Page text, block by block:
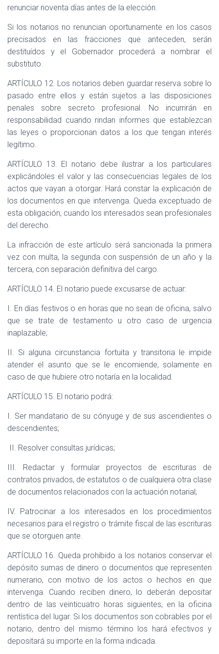
renunciar noventa días antes de la elección.
Si los notarios no renuncian oportunamente en los casos
precisados en las fracciones que anteceden, serán
destituídos y el Gobernador procederá a nombrar el
substituto.
ARTÍCULO 12. Los notarios deben guardar reserva sobre lo
pasado entre ellos y están sujetos a las disposiciones
penales sobre secreto profesional. No incurrirán en
responsabilidad cuando rindan informes que establezcan
las leyes o proporcionan datos a los que tengan interés
legítimo.
ARTÍCULO 13. El notario debe ilustrar a los particulares
explicándoles el valor y las consecuencias legales de los
actos que vayan a otorgar. Hará constar la explicación de
los documentos en que intervenga. Queda exceptuado de
esta obligación, cuando los interesados sean profesionales
del derecho.
La infracción de este artículo será sancionada la primera
vez con multa, la segunda con suspensión de un año y la
tercera, con separación definitiva del cargo.
ARTÍCULO 14. El notario puede excusarse de actuar:
I. En días festivos o en horas que no sean de oficina, salvo
que se trate de testamento u otro caso de urgencia
inaplazable;
II. Si alguna circunstancia fortuita y transitoria le impide
atender el asunto que se le encomiende, solamente en
caso de que hubiere otro notaría en la localidad.
ARTÍCULO 15. El notario podrá:
I. Ser mandatario de su cónyuge y de sus ascendientes o
descendientes;
II. Resolver consultas jurídicas;
III. Redactar y formular proyectos de escrituras de
contratos privados, de estatutos o de cualquiera otra clase
de documentos relacionados con la actuación notarial;
IV. Patrocinar a los interesados en los procedimientos
necesarios para el registro o trámite fiscal de las escrituras
que se otorguen ante.
ARTÍCULO 16. Queda prohibido a los notarios conservar el
depósito sumas de dinero o documentos que representen
numerario, con motivo de los actos o hechos en que
intervenga. Cuando reciben dinero, lo deberán depositar
dentro de las veinticuatro horas siguientes, en la oficina
rentística del lugar. Si los documentos son cobrables por el
notario, dentro del mismo término los hará efectivos y
depositará su importe en la forma indicada.